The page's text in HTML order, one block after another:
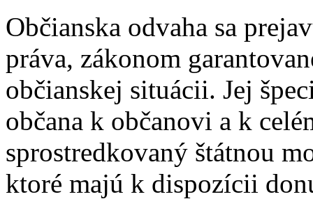
Občianska odvaha sa
práva, zákonom
občianskej situácii. Jej
občana k občanovi a k
sprostredkovaný štátnou
ktoré majú k dispozícii